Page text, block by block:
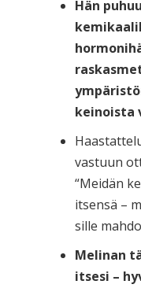
Hän
keinoista
vastuun
“Meidän
itsensä –
sille
Melinan
itsesi –